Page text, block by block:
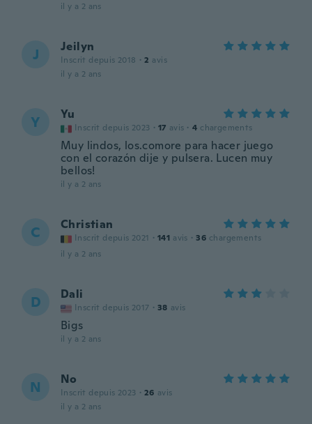
il y a 2 ans
J Jeilyn
Inscrit depuis 2018 · 2 avis
il y a 2 ans
Y Yu
Inscrit depuis 2023 · 17 avis · 4 chargements
Muy lindos, los.comore para hacer juego
con el corazón dije y pulsera. Lucen muy
bellos!
il y a 2 ans
C Christian
Inscrit depuis 2021 · 141 avis · 36 chargements
il y a 2 ans
D Dali
Inscrit depuis 2017 · 38 avis
Bigs
il y a 2 ans
N No
Inscrit depuis 2023 · 26 avis
il y a 2 ans